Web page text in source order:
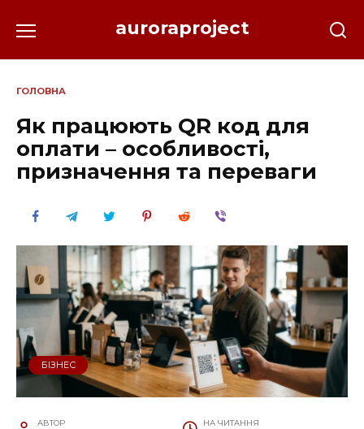
до
auroraproject
ГОЛОВНА
Як працюють QR код для
оплати – особливості,
призначення та переваги
БІЗНЕС
АВТОР НА ЧИТАННЯ